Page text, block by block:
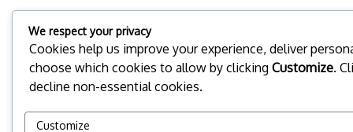
We respect your privacy
Cookies help us improve your experience, deliver
choose which cookies to allow by clicking Customize.
decline non-essential cookies.
Customize